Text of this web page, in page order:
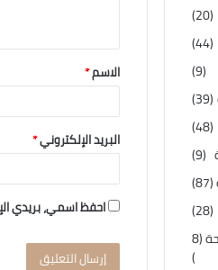
الاسم*
البريد الإلكتروني*
احفظ اسمي، بريدي
(20)
(44)
(9)
(39)
(48)
(9)
(87)
(28)
(8
)